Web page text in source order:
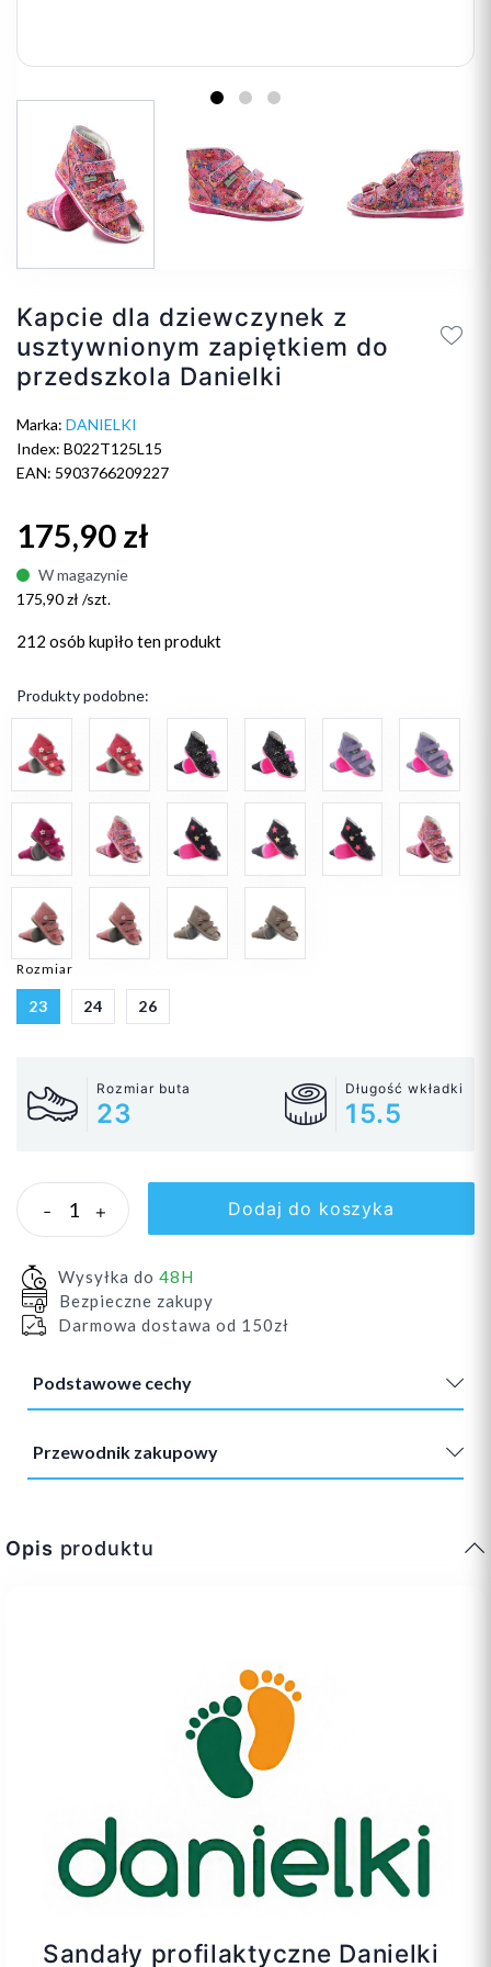
Kapcie dla dziewczynek z
usztywnionym zapiętkiem do
przedszkola Danielki
Marka: DANIELKI
Index: B022T125L15
EAN: 5903766209227
175,90 zł
W magazynie
175,90 zł /szt.
212 osób kupiło ten produkt
Produkty podobne:
Rozmiar
23 24 26
Rozmiar buta
23
Długość wkładki
15.5
- + Dodaj do koszyka
Wysyłka do 48H
Bezpieczne zakupy
Darmowa dostawa od 150zł
Podstawowe cechy
Przewodnik zakupowy
Opis produktu
Sandały profilaktyczne Danielki